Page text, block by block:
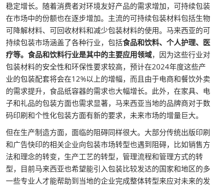
稳定增长。随着消费者对环境友好产品的需求增加，可持续包装
在市场中的份额也在逐步增加。主流的可持续包装材料包括生物
可降解材料、可回收材料和减少包装材料的使用。马来西亚的可
持续包装市场涵盖了各种行业，包括食品和饮料、个人护理、医
疗等。食品和饮料行业是其中的主要应用领域，因为这些行业对
包装材料的安全性和环保性要求较高，预计在2024年度这些产
业的包装配套将会在12%以上的增幅，而且由于电商和餐饮外卖
的需求提升，食品纸容器的需求也大幅增长。此外，在家具、电
子和礼品的包装方面也需求显著，马来西亚当地的品牌商对于数
码印刷和个性化包装方面有新的要求，未来市场的增量巨大。
但在生产制造方面，面临的阻碍同样很大。大部分传统出版印刷
和广告快印的相关企业向包装市场转型也遇到阻碍，比如销售方
法和理念的转变，生产工艺的转型，管理流程和管理方式的转
型，目前马来西亚也希望能引入包装比较发达的国家和地区的多
一些专业人才能帮助到当地的企业完成整体转型来应对未来的发